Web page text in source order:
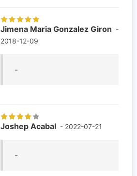
Jimena Maria Gonzalez Giron -
2018-12-09
-
Joshep Acabal - 2022-07-21
-